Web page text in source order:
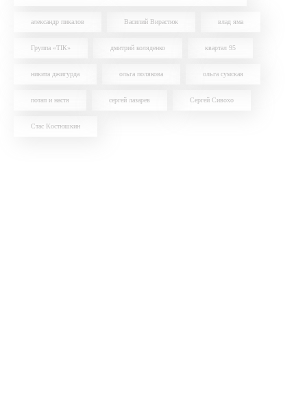
александр пикалов Василий Вирастюк влад яма
Группа «ТІК» дмитрий коляденко квартал 95
никита джигурда ольга полякова ольга сумская
потап и настя сергей лазарев Сергей Сивохо
Стас Костюшкин